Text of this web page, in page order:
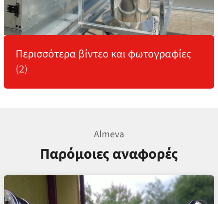
Περισσότερα βίντεο και φωτογραφίες
(2)
Almeva
Παρόμοιες αναφορές